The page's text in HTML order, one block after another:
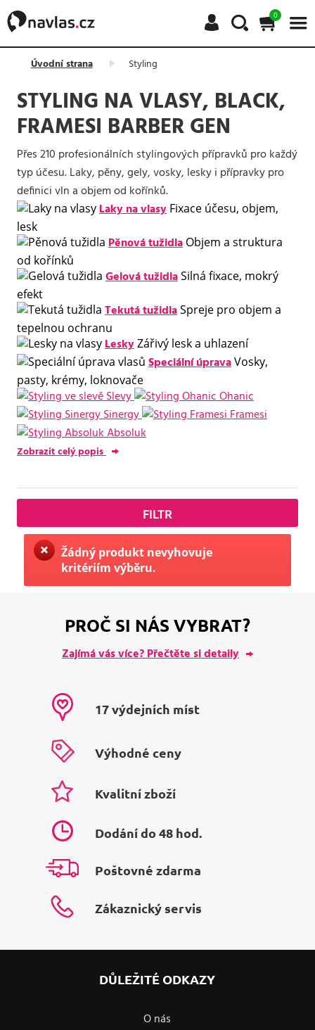
0
Úvodní strana Styling
STYLING NA VLASY, BLACK,
FRAMESI BARBER GEN
Přes 210 profesionálních stylingových přípravků pro každý
typ účesu. Laky, pěny, gely, vosky, lesky i přípravky pro
definici vln a objem od kořínků.
Laky na vlasy Fixace účesu, objem,
lesk
Pěnová tužidla Objem a struktura
od kořínků
Gelová tužidlaSilná fixace, mokrý
efekt
Tekutá tužidlaSpreje pro objem a
tepelnou ochranu
LeskyZářivý lesk a uhlazení
Speciální úpravaVosky,
pasty, krémy, loknovače
Slevy
Ohanic
Sinergy
Framesi
Absoluk
Zobrazit celý popis
FILTR
Žádný produkt nevyhovuje
kritériím výběru.
PROČ SI NÁS VYBRAT?
Zajímá vás více? Přečtěte si detaily
17 výdejních míst
Výhodné ceny
Kvalitní zboží
Dodání do 48 hod.
Poštovné zdarma
Zákaznický servis
DŮLEŽITÉ ODKAZY
O nás